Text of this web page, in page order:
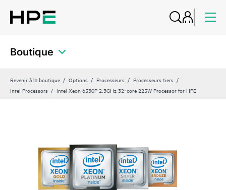
Boutique
Revenir à la boutique Options Processeurs
Processeurs tiers
Intel Processors
Intel Xeon 6530P 2.3GHz 32‑core 225W Processor for HPE